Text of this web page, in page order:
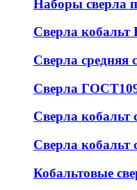
Наборы сверла
Сверла
Сверла средняя
Сверла
Сверла кобальт
Сверла
Кобальтовые